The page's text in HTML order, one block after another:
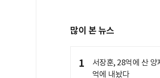
많이 본 뉴스
1
서장훈, 28억에 산
억에 내놨다